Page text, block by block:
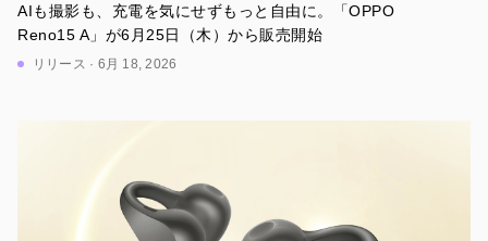
AIも撮影も、充電を気にせずもっと自由に。「OPPO
Reno15 A」が6月25日（木）から販売開始
リリース · 6月 18, 2026